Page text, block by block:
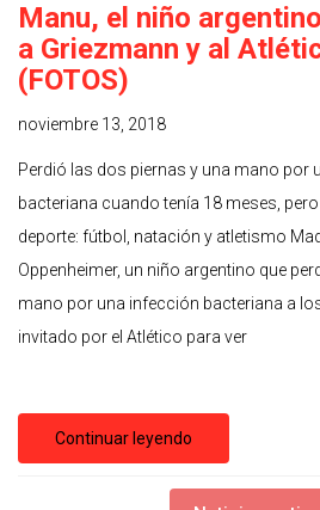
Manu, el niño
a Griezmann y al
(FOTOS)
noviembre 13, 2018
Perdió las dos piernas y una mano por
bacteriana cuando tenía 18 meses,
deporte: fútbol, natación y atletismo
Oppenheimer, un niño argentino que
mano por una infección bacteriana a
invitado por el Atlético para ver
Continuar leyendo